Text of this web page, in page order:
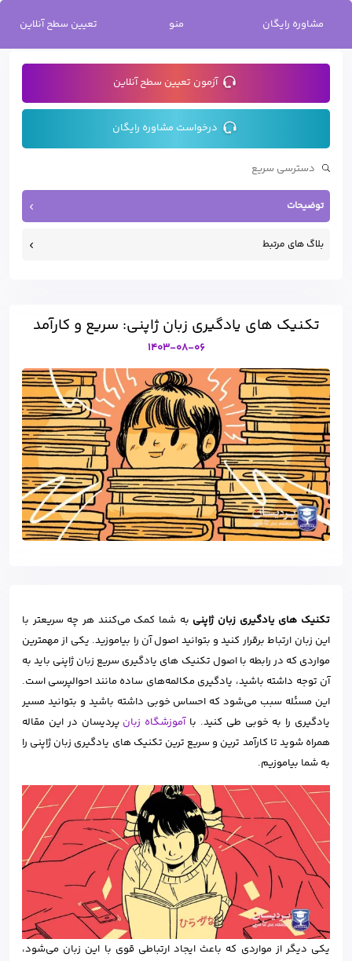
مشاوره رایگان منو تعیین سطح آنلاین / تکنیک های یادگیری زبان ژاپنی: سریع و کارآمد
تکنیک های یادگیری زبان ژاپنی: سریع و کارآمد
1403-08-06
تکنیک های یادگیری زبان ژاپنی به شما کمک می‌کنند هر چه سریعتر با
این زبان ارتباط برقرار کنید و بتوانید اصول آن را بیاموزید. یکی از مهمترین
مواردی که در رابطه با اصول تکنیک های یادگیری سریع زبان ژاپنی باید به
آن توجه داشته باشید، یادگیری مکالمه‌های ساده مانند احوالپرسی است.
این مسئله سبب می‌شود که احساس خوبی داشته باشید و بتوانید مسیر
یادگیری را به خوبی طی کنید. باآموزشگاه زبان پردیسان در این مقاله
همراه شوید تا کارآمد ترین و سریع ترین تکنیک های یادگیری زبان ژاپنی را
به شما بیاموزیم.
یکی دیگر از مواردی که باعث ایجاد ارتباطی قوی با این زبان می‌شود،
آزمون تعیین سطح آنلاین
درخواست مشاوره رایگان
توضیحات
بلاگ های مرتبط